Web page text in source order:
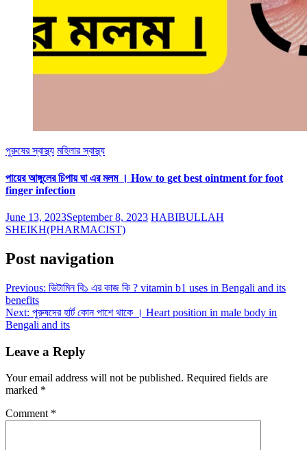
পুরুষের স্বাস্থ্য মহিলার স্বাস্থ্য
পায়ের আঙ্গুলের চিপায় ঘা এর মলম । How to get best ointment for foot
finger infection
June 13, 2023September 8, 2023 HABIBULLAH
SHEIKH(PHARMACIST)
Post navigation
Previous: ভিটামিন বি১ এর কাজ কি ? vitamin b1 uses in Bengali and its
benefits
Next: পুরুষদের হার্ট কোন পাশে থাকে । Heart position in male body in
Bengali and its
Leave a Reply
Your email address will not be published. Required fields are
marked *
Comment *